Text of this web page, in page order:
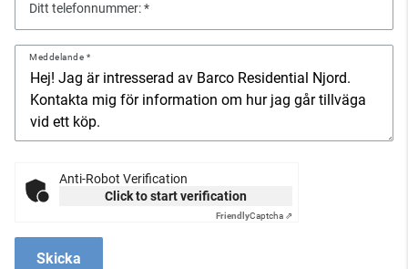
Ditt telefonnummer:
Meddelande
Anti-Robot Verification
Click to start verification
FriendlyCaptcha ⇗
Skicka